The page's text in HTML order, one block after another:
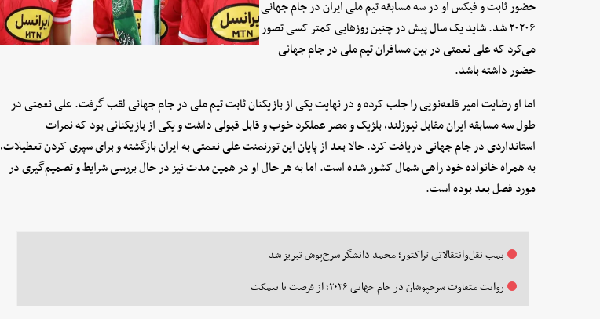
حضور ثابت و فیکس او در سه مسابقه تیم ملی ایران در جام جهانی
۲۰۲۰۶ شد. شاید یک سال پیش در چنین روزهایی کمتر کسی تصور
می‌کرد که علی نعمتی در بین مسافران تیم ملی در جام جهانی
حضور داشته باشد.
اما او رضایت امیر قلعه‌نویی را جلب کرده و در نهایت یکی از بازیکنان ثابت تیم ملی در جام جهانی لقب گرفت. علی نعمتی در
طول سه مسابقه ایران مقابل نیوزلند، بلژیک و مصر عملکرد خوب و قابل قبولی داشت و یکی از بازیکنانی بود که نمرات
استانداردی در جام جهانی دریافت کرد. حالا بعد از پایان این تورنمنت علی نعمتی به ایران بازگشته و برای سپری کردن تعطیلات،
به همراه خانواده خود راهی شمال کشور شده است. اما به هر حال او در همین مدت نیز در حال بررسی شرایط و تصمیم‌گیری در
مورد فصل بعد بوده است.
بمب نقل‌وانتقالاتی تراکتور؛ محمد دانشگر سرخ‌پوش تبریز شد
روایت متفاوت سرخپوشان در جام جهانی ۲۰۲۶؛ از فرصت تا نیمکت